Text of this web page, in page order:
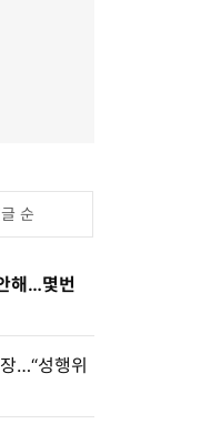
순
해…몇번
…“성행위